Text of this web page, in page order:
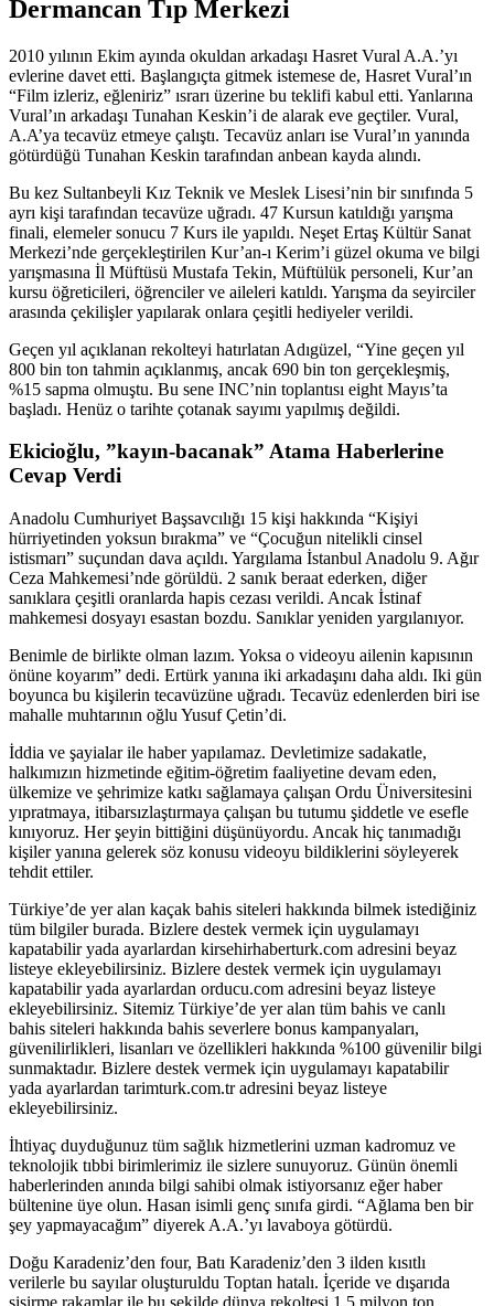
Dermancan Tıp Merkezi
2010 yılının Ekim ayında okuldan arkadaşı Hasret Vural A.A.’yı
evlerine davet etti. Başlangıçta gitmek istemese de, Hasret Vural’ın
“Film izleriz, eğleniriz” ısrarı üzerine bu teklifi kabul etti. Yanlarına
Vural’ın arkadaşı Tunahan Keskin’i de alarak eve geçtiler. Vural,
A.A’ya tecavüz etmeye çalıştı. Tecavüz anları ise Vural’ın yanında
götürdüğü Tunahan Keskin tarafından anbean kayda alındı.
Bu kez Sultanbeyli Kız Teknik ve Meslek Lisesi’nin bir sınıfında 5
ayrı kişi tarafından tecavüze uğradı. 47 Kursun katıldığı yarışma
finali, elemeler sonucu 7 Kurs ile yapıldı. Neşet Ertaş Kültür Sanat
Merkezi’nde gerçekleştirilen Kur’an-ı Kerim’i güzel okuma ve bilgi
yarışmasına İl Müftüsü Mustafa Tekin, Müftülük personeli, Kur’an
kursu öğreticileri, öğrenciler ve aileleri katıldı. Yarışma da seyirciler
arasında çekilişler yapılarak onlara çeşitli hediyeler verildi.
Geçen yıl açıklanan rekolteyi hatırlatan Adıgüzel, “Yine geçen yıl
800 bin ton tahmin açıklanmış, ancak 690 bin ton gerçekleşmiş,
%15 sapma olmuştu. Bu sene INC’nin toplantısı eight Mayıs’ta
başladı. Henüz o tarihte çotanak sayımı yapılmış değildi.
Ekicioğlu, ”kayın-bacanak” Atama Haberlerine
Cevap Verdi
Anadolu Cumhuriyet Başsavcılığı 15 kişi hakkında “Kişiyi
hürriyetinden yoksun bırakma” ve “Çocuğun nitelikli cinsel
istismarı” suçundan dava açıldı. Yargılama İstanbul Anadolu 9. Ağır
Ceza Mahkemesi’nde görüldü. 2 sanık beraat ederken, diğer
sanıklara çeşitli oranlarda hapis cezası verildi. Ancak İstinaf
mahkemesi dosyayı esastan bozdu. Sanıklar yeniden yargılanıyor.
Benimle de birlikte olman lazım. Yoksa o videoyu ailenin kapısının
önüne koyarım” dedi. Ertürk yanına iki arkadaşını daha aldı. Iki gün
boyunca bu kişilerin tecavüzüne uğradı. Tecavüz edenlerden biri ise
mahalle muhtarının oğlu Yusuf Çetin’di.
İddia ve şayialar ile haber yapılamaz. Devletimize sadakatle,
halkımızın hizmetinde eğitim-öğretim faaliyetine devam eden,
ülkemize ve şehrimize katkı sağlamaya çalışan Ordu Üniversitesini
yıpratmaya, itibarsızlaştırmaya çalışan bu tutumu şiddetle ve esefle
kınıyoruz. Her şeyin bittiğini düşünüyordu. Ancak hiç tanımadığı
kişiler yanına gelerek söz konusu videoyu bildiklerini söyleyerek
tehdit ettiler.
Türkiye’de yer alan kaçak bahis siteleri hakkında bilmek istediğiniz
tüm bilgiler burada. Bizlere destek vermek için uygulamayı
kapatabilir yada ayarlardan kirsehirhaberturk.com adresini beyaz
listeye ekleyebilirsiniz. Bizlere destek vermek için uygulamayı
kapatabilir yada ayarlardan orducu.com adresini beyaz listeye
ekleyebilirsiniz. Sitemiz Türkiye’de yer alan tüm bahis ve canlı
bahis siteleri hakkında bahis severlere bonus kampanyaları,
güvenilirlikleri, lisanları ve özellikleri hakkında %100 güvenilir bilgi
sunmaktadır. Bizlere destek vermek için uygulamayı kapatabilir
yada ayarlardan tarimturk.com.tr adresini beyaz listeye
ekleyebilirsiniz.
İhtiyaç duyduğunuz tüm sağlık hizmetlerini uzman kadromuz ve
teknolojik tıbbi birimlerimiz ile sizlere sunuyoruz. Günün önemli
haberlerinden anında bilgi sahibi olmak istiyorsanız eğer haber
bültenine üye olun. Hasan isimli genç sınıfa girdi. “Ağlama ben bir
şey yapmayacağım” diyerek A.A.’yı lavaboya götürdü.
Doğu Karadeniz’den four, Batı Karadeniz’den 3 ilden kısıtlı
verilerle bu sayılar oluşturuldu Toptan hatalı. İçeride ve dışarıda
şişirme rakamlar ile bu şekilde dünya rekoltesi 1,5 milyon ton